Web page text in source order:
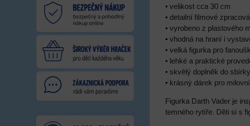
• velikost cca 30 cm
• detailní filmové
• vyrobeno z plastového
• vhodná na hraní i
• velká figurka pro
• lehké a praktické
• skvělý doplněk do
• krásný dárek pro
Figurka Darth Vader je
temného rytíře. Děti si s